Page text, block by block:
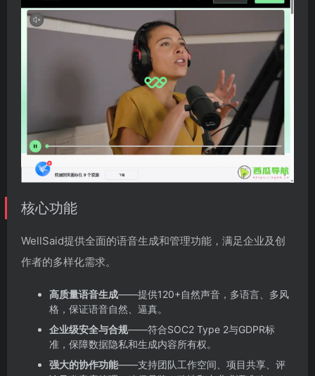
核心功能
WellSaid提供全面的语音生成和管理功能，满足企业及创
作者的多样化需求。
高质量语音生成——提供120+自然声音，多语言、多风
格，保证语音自然、逼真。
企业级安全与合规——符合SOC2 Type 2与GDPR标
准，保障数据隐私和生成内容所有权。
强大的协作功能——支持团队工作空间、项目共享、评